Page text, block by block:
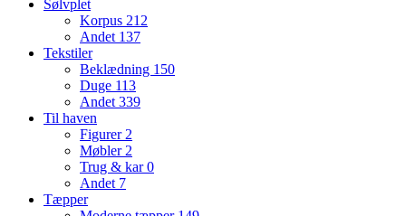
Sølvplet
Korpus 212
Andet 137
Tekstiler
Beklædning 150
Duge 113
Andet 339
Til haven
Figurer 2
Møbler 2
Trug & kar0
Andet 7
Tæpper